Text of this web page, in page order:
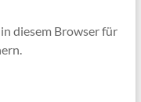
diesem Browser für